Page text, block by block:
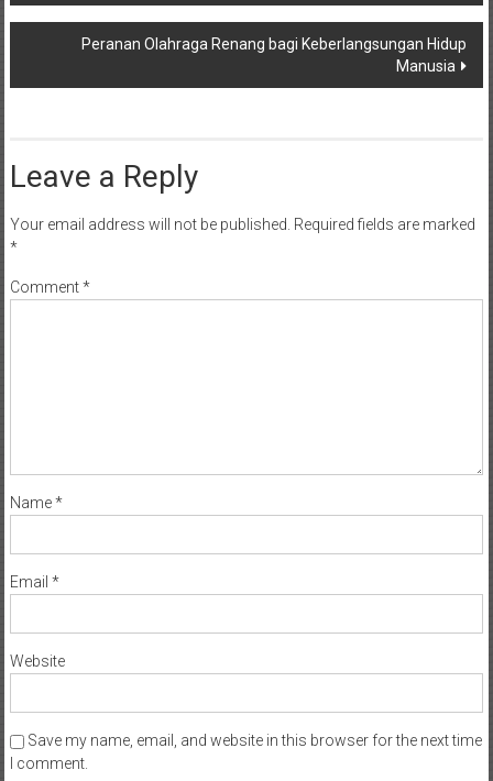
navigation
Peranan Olahraga Renang bagi Keberlangsungan Hidup
Manusia
Leave a Reply
Your email address will not be published. Required fields are marked
*
Comment*
Name*
Email *
Website
Save my name, email, and website in this browser for the next time
I comment.